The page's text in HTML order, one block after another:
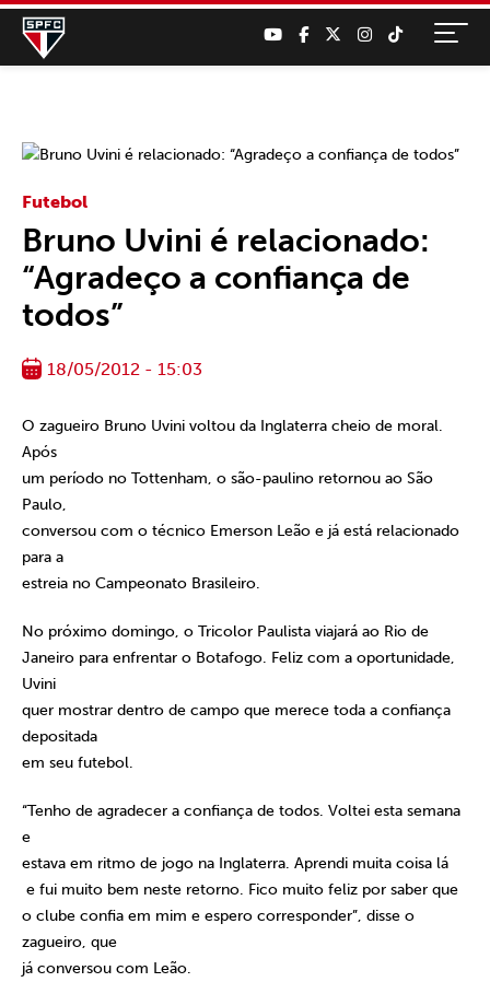
Futebol
Bruno Uvini é relacionado:
“Agradeço a confiança de
todos”
18/05/2012 - 15:03
O zagueiro Bruno Uvini voltou da Inglaterra cheio de moral.
Após
um período no Tottenham, o são-paulino retornou ao São
Paulo,
conversou com o técnico Emerson Leão e já está relacionado
para a
estreia no Campeonato Brasileiro.
No próximo domingo, o Tricolor Paulista viajará ao Rio de
Janeiro para enfrentar o Botafogo. Feliz com a oportunidade,
Uvini
quer mostrar dentro de campo que merece toda a confiança
depositada
em seu futebol.
“Tenho de agradecer a confiança de todos. Voltei esta semana
e
estava em ritmo de jogo na Inglaterra. Aprendi muita coisa lá
e fui muito bem neste retorno. Fico muito feliz por saber que
o clube confia em mim e espero corresponder”, disse o
zagueiro, que
já conversou com Leão.